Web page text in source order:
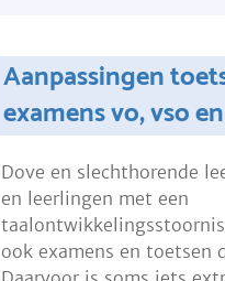
Aanpassingen
examens vo, vso
Dove en slechthorende
en leerlingen met een
ook examens en toetsen